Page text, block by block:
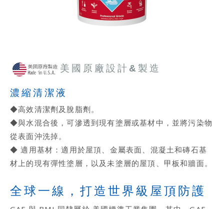
美國原廠設計&製造
濃縮清潔液
◆高效清潔劑及脫脂劑。
◆與水混合後，可滲透到現有塗層或基材中，並將污染物
從表面沖洗掉。
◆ 適用基材：適用於屋頂、金屬表面、混凝土和磚石基
材上的現有彈性塗層，以及未塗層的屋頂、甲板和牆面。
全球一線，打造世界級屋頂防護